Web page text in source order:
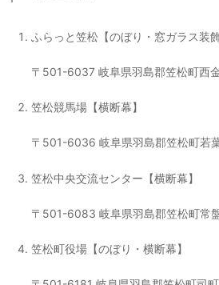
ふらっと笠松【のぼり・窓ガラス装飾
〒501-6037 岐阜県羽島郡笠松町西
笠松競馬場【横断幕】
〒501-6036 岐阜県羽島郡笠松町若
笠松中央交流センター【横断幕】
〒501-6083 岐阜県羽島郡笠松町常
笠松町役場【のぼり・横断幕】